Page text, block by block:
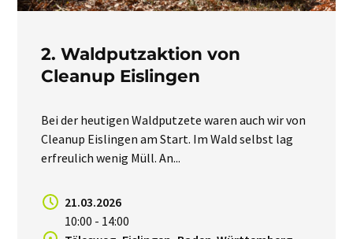
2. Waldputzaktion von
Cleanup Eislingen
Bei der heutigen Waldputzete waren auch wir von
Cleanup Eislingen am Start. Im Wald selbst lag
erfreulich wenig Müll. An...
21.03.2026
10:00 - 14:00